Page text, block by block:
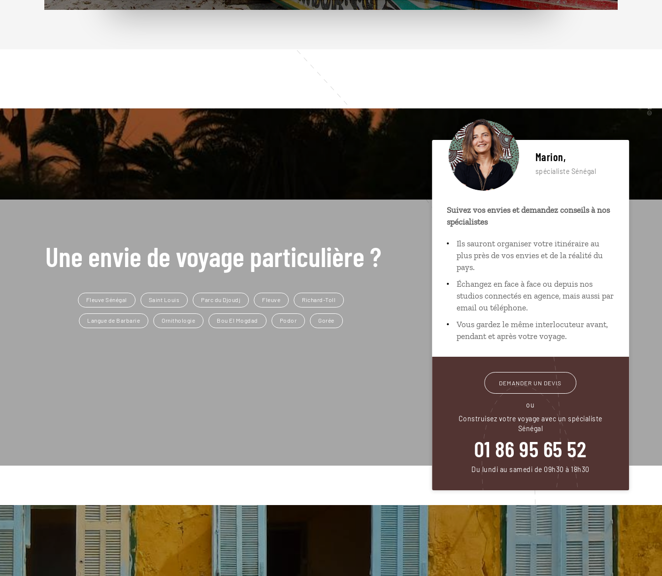
Une envie de voyage particulière ?
Fleuve Sénégal Saint Louis Parc du Djoudj Fleuve Richard-Toll
Langue de Barbarie Ornithologie Bou El Mogdad Podor Gorée
Marion,
spécialiste Sénégal
Suivez vos envies et demandez conseils à nos
spécialistes
Ils sauront organiser votre itinéraire au
plus près de vos envies et de la réalité du
pays.
Échangez en face à face ou depuis nos
studios connectés en agence, mais aussi par
email ou téléphone.
Vous gardez le même interlocuteur avant,
pendant et après votre voyage.
DEMANDER UN DEVIS
ou
Construisez votre voyage avec un spécialiste
Sénégal
01 86 95 65 52
Du lundi au samedi de 09h30 à 18h30